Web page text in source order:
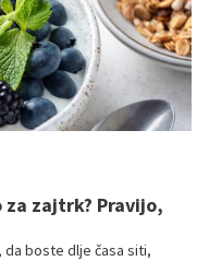
zajtrk? Pravijo,
boste dlje časa siti,